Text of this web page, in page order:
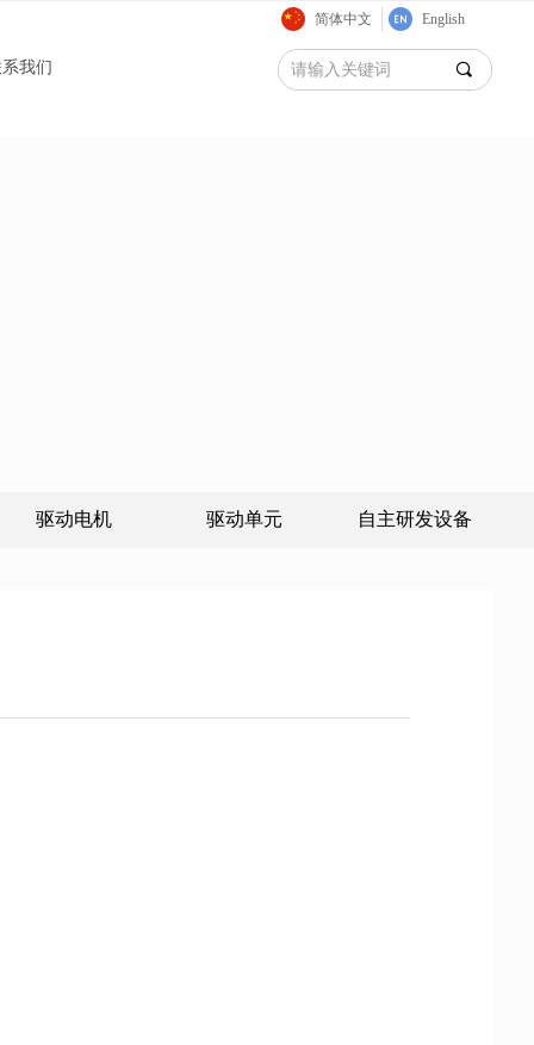
我们 끠
简体中文 English
驱动电机 驱动单元 自主研发设备